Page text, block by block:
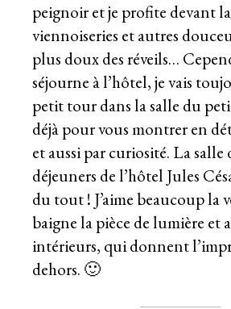
peignoir et je profite devant
viennoiseries et autres
plus doux des réveils…
séjourne à l’hôtel, je vais
petit tour dans la salle du
déjà pour vous montrer en
et aussi par curiosité. La salle
déjeuners de l’hôtel Jules
du tout ! J’aime beaucoup la
baigne la pièce de lumière et
intérieurs, qui donnent
dehors. 🙂